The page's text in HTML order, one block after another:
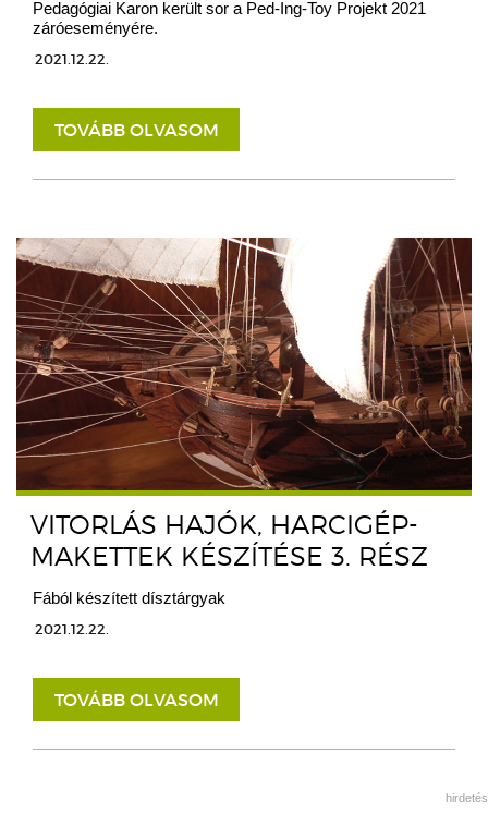
Pedagógiai Karon került sor a Ped-Ing-Toy Projekt 2021
záróeseményére.
2021.12.22.
TOVÁBB OLVASOM
VITORLÁS HAJÓK, HARCIGÉP-
MAKETTEK KÉSZÍTÉSE 3. RÉSZ
Fából készített dísztárgyak
2021.12.22.
TOVÁBB OLVASOM
hirdetés